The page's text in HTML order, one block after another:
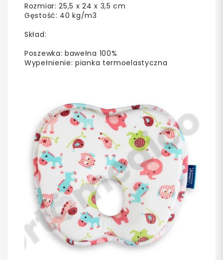
Rozmiar: 25,5 x 24 x 3,5 cm
Gęstość: 40 kg/m3
Skład:
Poszewka: bawełna 100%
Wypełnienie: pianka termoelastyczna